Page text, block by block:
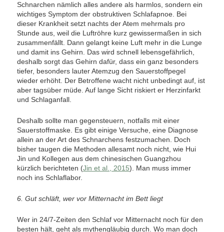
Schnarchen nämlich alles andere als harmlos, sondern ein
wichtiges Symptom der obstruktiven Schlafapnoe. Bei
dieser Krankheit setzt nachts der Atem mehrmals pro
Stunde aus, weil die Luftröhre kurz gewissermaßen in sich
zusammenfällt. Dann gelangt keine Luft mehr in die Lunge
und damit ins Gehirn. Das wird schnell lebensgefährlich,
deshalb sorgt das Gehirn dafür, dass ein ganz besonders
tiefer, besonders lauter Atemzug den Sauerstoffpegel
wieder erhöht. Der Betroffene wacht nicht unbedingt auf, ist
aber tagsüber müde. Auf lange Sicht riskiert er Herzinfarkt
und Schlaganfall.
Deshalb sollte man gegensteuern, notfalls mit einer
Sauerstoffmaske. Es gibt einige Versuche, eine Diagnose
allein an der Art des Schnarchens festzumachen. Doch
bisher taugen die Methoden allesamt noch nicht, wie Hui
Jin und Kollegen aus dem chinesischen Guangzhou
kürzlich berichteten (Jin et al., 2015). Man muss immer
noch ins Schlaflabor.
6. Gut schläft, wer vor Mitternacht im Bett liegt
Wer in 24/7-Zeiten den Schlaf vor Mitternacht noch für den
besten hält, geht als mythengläubig durch. Wo man doch